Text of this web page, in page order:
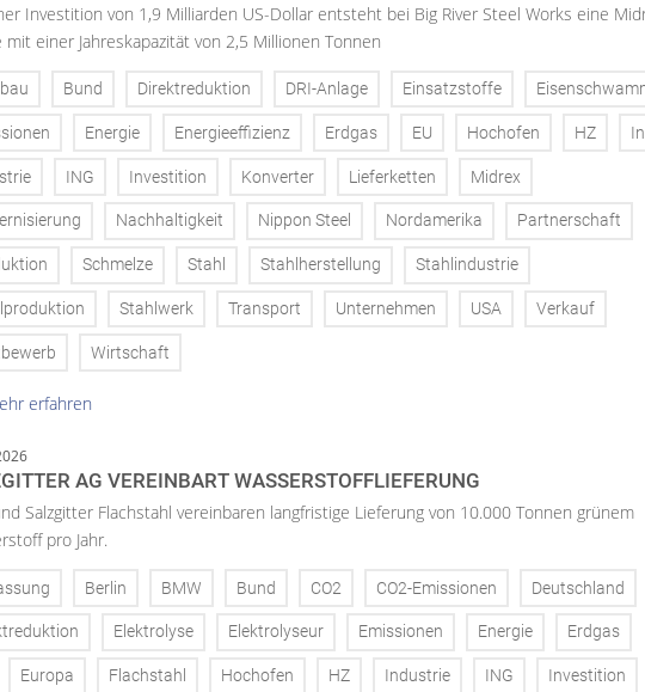
Investition von 1,9 Milliarden US-Dollar entsteht bei Big River Steel Works eine
mit einer Jahreskapazität von 2,5 Millionen Tonnen
Bund Direktreduktion DRI-Anlage Einsatzstoffe
Energie Energieeffizienz Erdgas EU Hochofen HZ
ING Investition Konverter Lieferketten Midrex
Nachhaltigkeit Nippon Steel Nordamerika Partnerschaft
Schmelze Stahl Stahlherstellung Stahlindustrie
Stahlwerk Transport Unternehmen USA Verkauf
Wirtschaft
erfahren
AG VEREINBART WASSERSTOFFLIEFERUNG
Salzgitter Flachstahl vereinbaren langfristige Lieferung von 10.000 Tonnen grünem
pro Jahr.
Berlin BMW Bund CO2 CO2-Emissionen Deutschland
Elektrolyse Elektrolyseur Emissionen Energie Erdgas
Europa Flachstahl Hochofen HZ Industrie ING Investition